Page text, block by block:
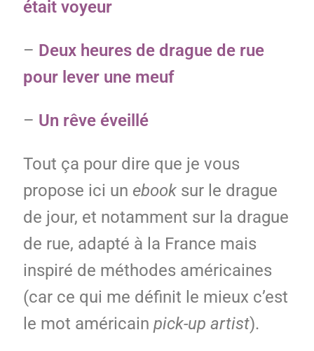
était voyeur
– Deux heures de drague de rue
pour lever une meuf
– Un rêve éveillé
Tout ça pour dire que je vous
propose ici un ebooksur le drague
de jour, et notamment sur la drague
de rue, adapté à la France mais
inspiré de méthodes américaines
(car ce qui me définit le mieux c’est
le mot américain pick-up artist).